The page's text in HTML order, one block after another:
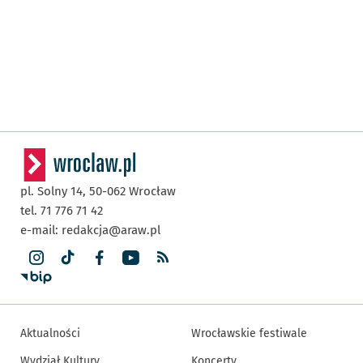
pl. Solny 14, 50-062 Wrocław
tel. 71 776 71 42
e-mail: redakcja@araw.pl
Aktualności
Wrocławskie festiwale